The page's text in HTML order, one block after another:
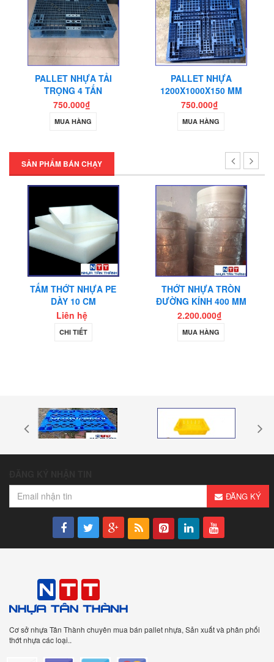
PALLET NHỰA TẢI
TRỌNG 4 TẤN
750.000₫
MUA HÀNG
PALLET NHỰA
1200X1000X150 MM
750.000₫
MUA HÀNG
SẢN PHẨM BÁN CHẠY
TẤM THỚT NHỰA PE
DÀY 10 CM
Liên hệ
CHI TIẾT
THỚT NHỰA TRÒN
ĐƯỜNG KÍNH 400 MM
2.200.000₫
MUA HÀNG
ĐĂNG KÝ
Cơ sở nhựa Tân Thành chuyên mua bán pallet nhựa, Sản xuất và phân phối
thớt nhựa các loại..